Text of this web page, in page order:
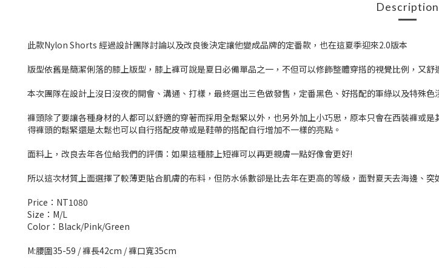
Description
此款Nylon Shorts 經過設計團隊討論以及改良後決定讓他變成品牌的定番款，也在這夏季迎來2.0版本
版型依舊是簡潔俐落的膝上版型，膝上褲可說是夏日必備單品之一，不但可以修飾整體穿搭的視覺比例，又
本次團隊在設計上沒日沒夜的開會、溝通、打樣，最終選出三色做發售，定番黑色、好搭配的軍綠以及特殊色
褲頭除了要讓各種身材的人都可以舒適的穿著而採用全鬆緊以外，也另外加上小巧思，原本只會在西裝褲或
得褲頭的鬆緊還是太鬆也可以自行搭配皮帶或是鞋帶的搭配自行增加不一樣的亮點。
面料上，改良去年各位給我們的評價：如果這種膝上短褲可以再更親膚一點好像會更好!
所以這次材質上面選擇了較薄更貼合肌膚的布料，但防水係數卻是比去年在更高的等級，面對夏天去海邊、
Price：NT1080
Size：M/L
Color：Black/Pink/Green
M:腰圍35-59 / 褲長42cm / 褲口寬35cm